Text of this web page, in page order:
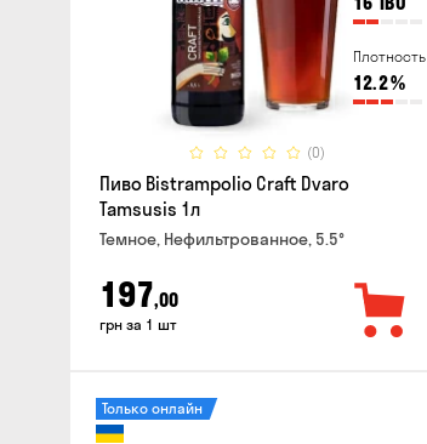
Плотность
12.2%
(0)
Пиво Bistrampolio Craft Dvaro
Tamsusis 1л
Темное, Нефильтрованное, 5.5°
197,00
грн за 1 шт
Только онлайн